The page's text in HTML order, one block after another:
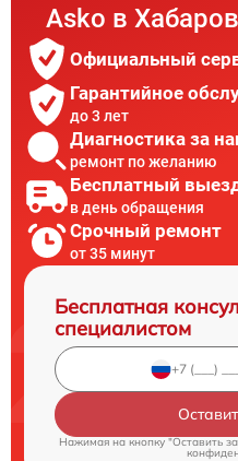
Asko в
Официальный
Гарантийное
до 3 лет
Диагностика за
ремонт по желанию
Бесплатный
в день обращения
Срочный ремонт
от 35 минут
Бесплатная
специалистом
Нажимая на кнопку "Оставить